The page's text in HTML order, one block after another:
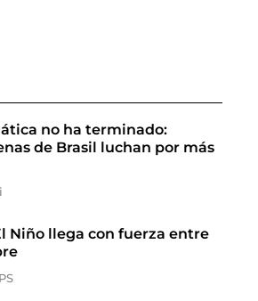
no ha terminado:
de Brasil luchan por más
Niño llega con fuerza entre